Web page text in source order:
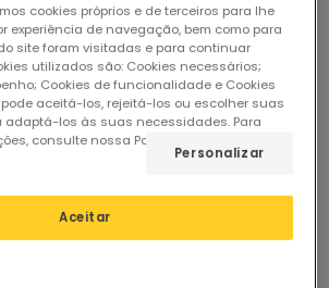
cookies próprios e de terceiros para lhe
experiência de navegação, bem como para
site foram visitadas e para continuar
utilizados são: Cookies necessários;
Cookies de funcionalidade e Cookies
aceitá-los, rejeitá-los ou escolher suas
adaptá-los às suas necessidades. Para
consulte nossa Política de Cookies.
Aceitar
Personalizar